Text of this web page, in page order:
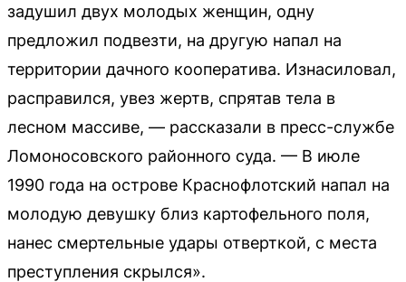
задушил двух молодых женщин, одну
предложил подвезти, на другую напал на
территории дачного кооператива. Изнасиловал,
расправился, увез жертв, спрятав тела в
лесном массиве, — рассказали в пресс-службе
Ломоносовского районного суда. — В июле
1990 года на острове Краснофлотский напал на
молодую девушку близ картофельного поля,
нанес смертельные удары отверткой, с места
преступления скрылся».